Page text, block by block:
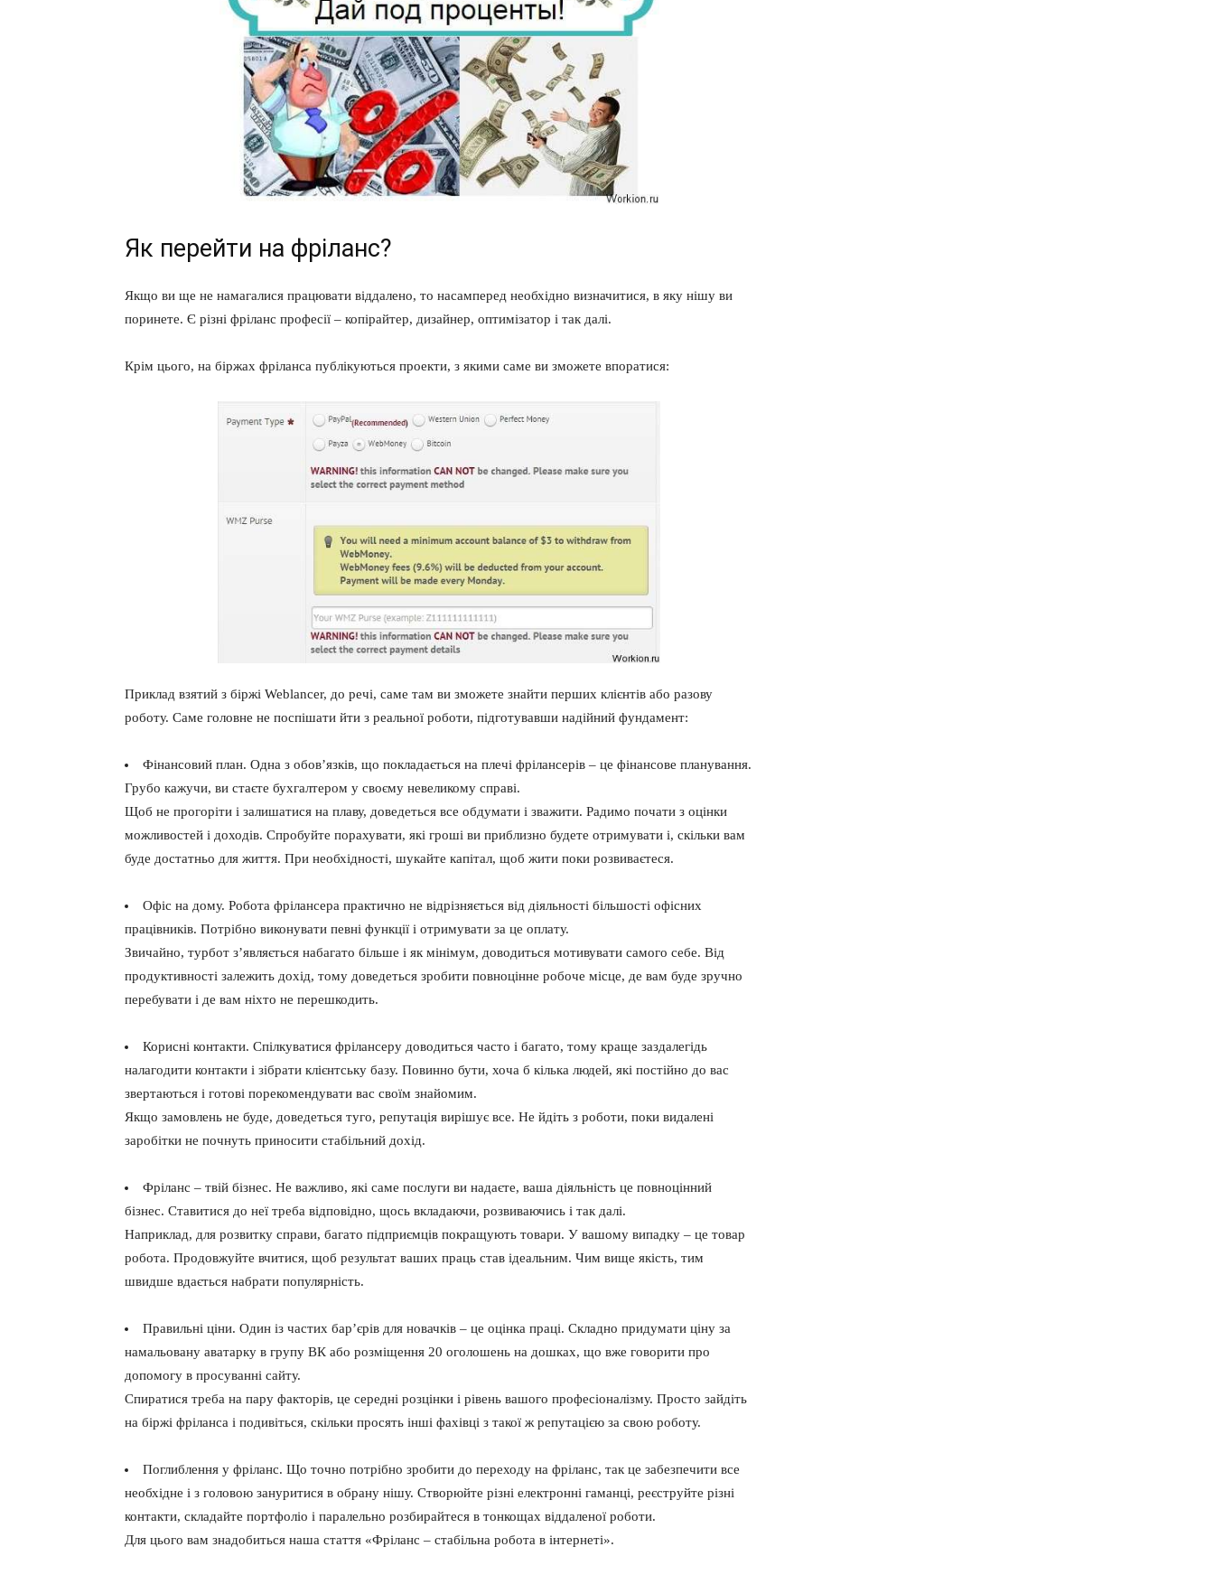
Як перейти на фріланс?
Якщо ви ще не намагалися працювати віддалено, то насамперед необхідно визначитися, в яку нішу ви
поринете. Є різні фріланс професії – копірайтер, дизайнер, оптимізатор і так далі.
Крім цього, на біржах фріланса публікуються проекти, з якими саме ви зможете впоратися:
Приклад взятий з біржі Weblancer, до речі, саме там ви зможете знайти перших клієнтів або разову
роботу. Саме головне не поспішати йти з реальної роботи, підготувавши надійний фундамент:
Фінансовий план. Одна з обов’язків, що покладається на плечі фрілансерів – це фінансове планування.
Грубо кажучи, ви стаєте бухгалтером у своєму невеликому справі.
Щоб не прогоріти і залишатися на плаву, доведеться все обдумати і зважити. Радимо почати з оцінки
можливостей і доходів. Спробуйте порахувати, які гроші ви приблизно будете отримувати і, скільки вам
буде достатньо для життя. При необхідності, шукайте капітал, щоб жити поки розвиваєтеся.
Офіс на дому. Робота фрілансера практично не відрізняється від діяльності більшості офісних
працівників. Потрібно виконувати певні функції і отримувати за це оплату.
Звичайно, турбот з’являється набагато більше і як мінімум, доводиться мотивувати самого себе. Від
продуктивності залежить дохід, тому доведеться зробити повноцінне робоче місце, де вам буде зручно
перебувати і де вам ніхто не перешкодить.
Корисні контакти. Спілкуватися фрілансеру доводиться часто і багато, тому краще заздалегідь
налагодити контакти і зібрати клієнтську базу. Повинно бути, хоча б кілька людей, які постійно до вас
звертаються і готові порекомендувати вас своїм знайомим.
Якщо замовлень не буде, доведеться туго, репутація вирішує все. Не йдіть з роботи, поки видалені
заробітки не почнуть приносити стабільний дохід.
Фріланс – твій бізнес. Не важливо, які саме послуги ви надаєте, ваша діяльність це повноцінний
бізнес. Ставитися до неї треба відповідно, щось вкладаючи, розвиваючись і так далі.
Наприклад, для розвитку справи, багато підприємців покращують товари. У вашому випадку – це товар
робота. Продовжуйте вчитися, щоб результат ваших праць став ідеальним. Чим вище якість, тим
швидше вдається набрати популярність.
Правильні ціни. Один із частих бар’єрів для новачків – це оцінка праці. Складно придумати ціну за
намальовану аватарку в групу ВК або розміщення 20 оголошень на дошках, що вже говорити про
допомогу в просуванні сайту.
Спиратися треба на пару факторів, це середні розцінки і рівень вашого професіоналізму. Просто зайдіть
на біржі фріланса і подивіться, скільки просять інші фахівці з такої ж репутацією за свою роботу.
Поглиблення у фріланс. Що точно потрібно зробити до переходу на фріланс, так це забезпечити все
необхідне і з головою зануритися в обрану нішу. Створюйте різні електронні гаманці, реєструйте різні
контакти, складайте портфоліо і паралельно розбирайтеся в тонкощах віддаленої роботи.
Для цього вам знадобиться наша стаття «Фріланс – стабільна робота в інтернеті».